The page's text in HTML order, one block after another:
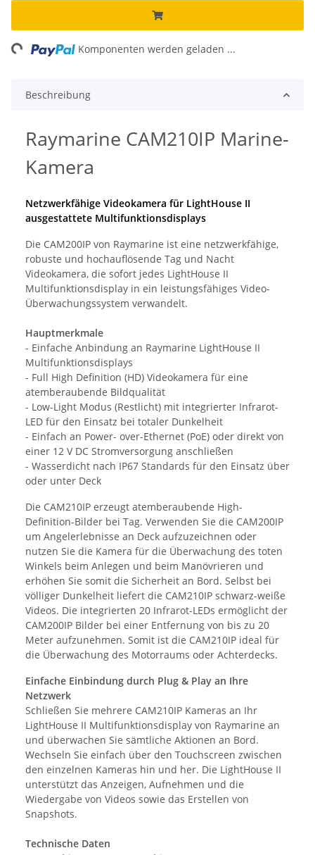
Komponenten werden geladen ...
Beschreibung
Raymarine CAM210IP Marine-
Kamera
Netzwerkfähige Videokamera für LightHouse II
ausgestattete Multifunktionsdisplays
Die CAM200IP von Raymarine ist eine netzwerkfähige,
robuste und hochauflösende Tag und Nacht
Videokamera, die sofort jedes LightHouse II
Multifunktionsdisplay in ein leistungsfähiges Video-
Überwachungssystem verwandelt.
Hauptmerkmale
- Einfache Anbindung an Raymarine LightHouse II
Multifunktionsdisplays
- Full High Definition (HD) Videokamera für eine
atemberaubende Bildqualität
- Low-Light Modus (Restlicht) mit integrierter Infrarot-
LED für den Einsatz bei totaler Dunkelheit
- Einfach an Power- over-Ethernet (PoE) oder direkt von
einer 12 V DC Stromversorgung anschließen
- Wasserdicht nach IP67 Standards für den Einsatz über
oder unter Deck
Die CAM210IP erzeugt atemberaubende High-
Definition-Bilder bei Tag. Verwenden Sie die CAM200IP
um Angelerlebnisse an Deck aufzuzeichnen oder
nutzen Sie die Kamera für die Überwachung des toten
Winkels beim Anlegen und beim Manövrieren und
erhöhen Sie somit die Sicherheit an Bord. Selbst bei
völliger Dunkelheit liefert die CAM210IP schwarz-weiße
Videos. Die integrierten 20 Infrarot-LEDs ermöglicht der
CAM200IP Bilder bei einer Entfernung von bis zu 20
Meter aufzunehmen. Somit ist die CAM210IP ideal für
die Überwachung des Motorraums oder Achterdecks.
Einfache Einbindung durch Plug & Play an Ihre
Netzwerk
Schließen Sie mehrere CAM210IP Kameras an Ihr
LightHouse II Multifunktionsdisplay von Raymarine an
und überwachen Sie sämtliche Aktionen an Bord.
Wechseln Sie einfach über den Touchscreen zwischen
den einzelnen Kameras hin und her. Die LightHouse II
unterstützt das Anzeigen, Aufnehmen und die
Wiedergabe von Videos sowie das Erstellen von
Snapshots.
Technische Daten